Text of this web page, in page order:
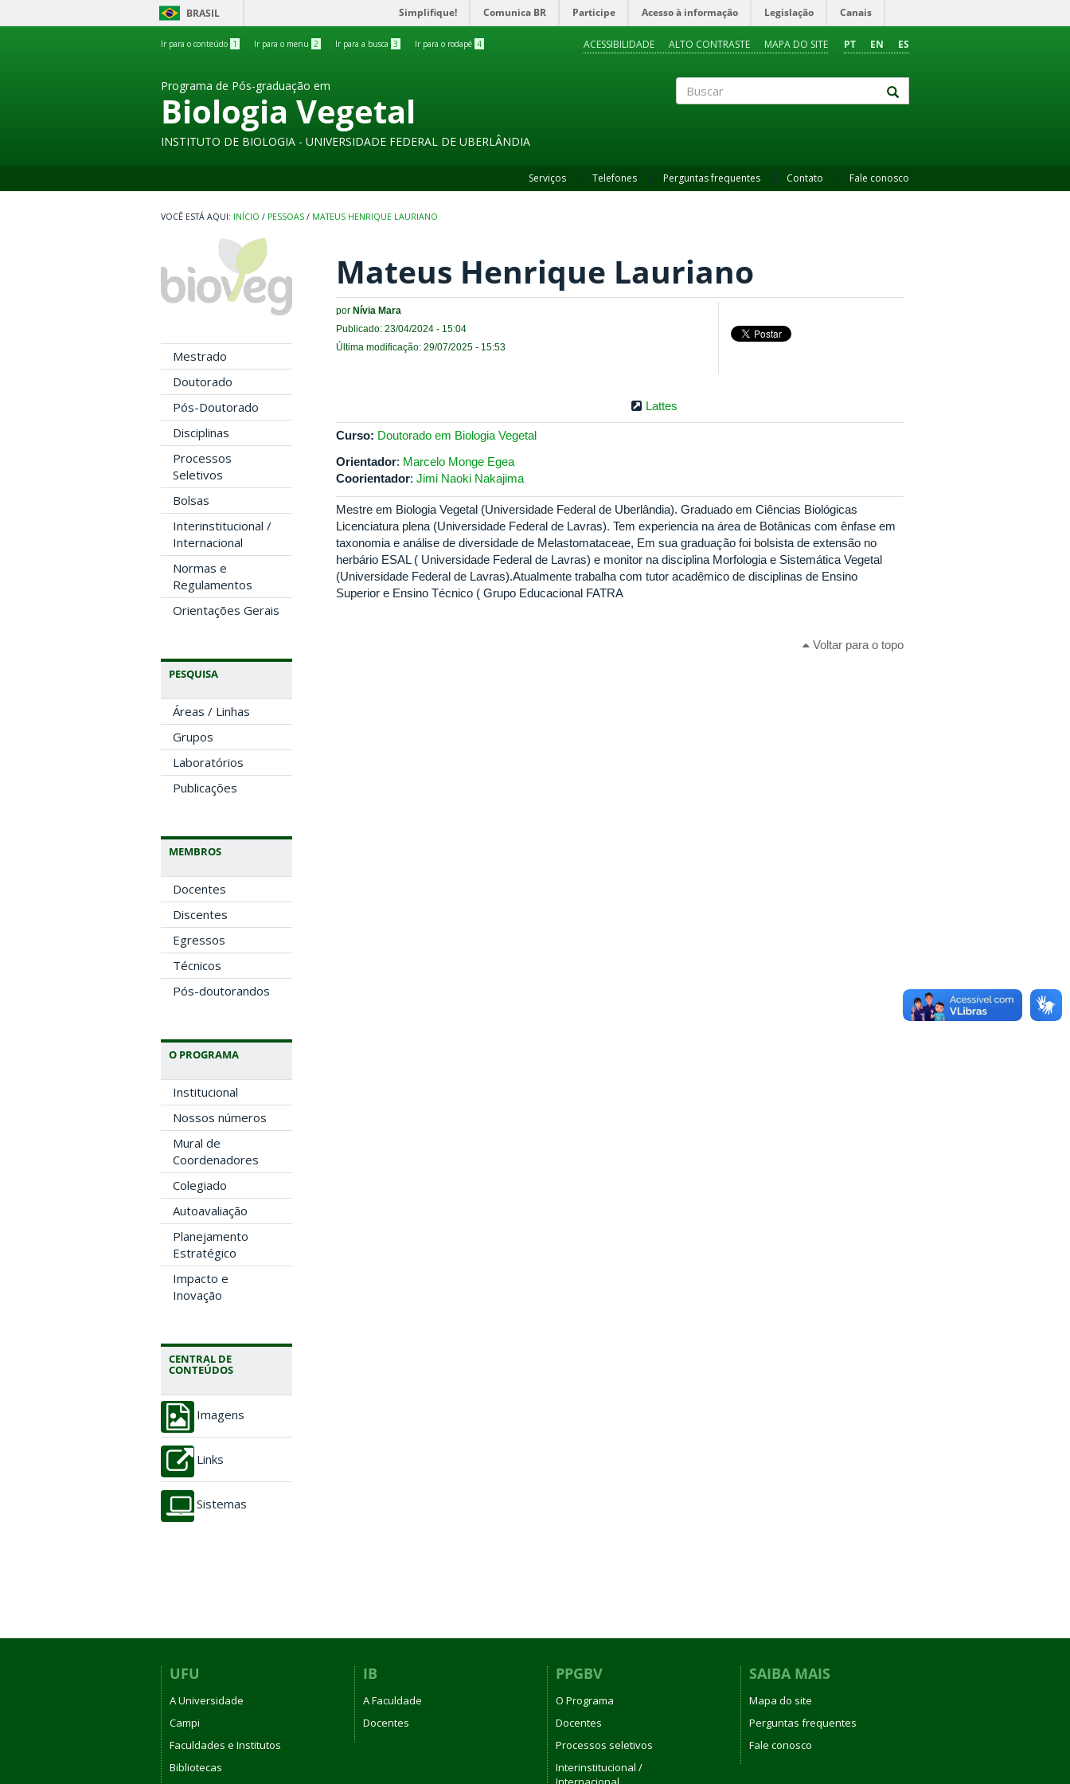
BRASIL Simplifique! Comunica BR Participe Acesso à informação Legislação Canais
Ir para o conteúdo 1 Ir para o menu 2 Ir para a busca 3 Ir para o rodapé 4 PT EN ES
ACESSIBILIDADE ALTO CONTRASTE MAPA DO SITE
Programa de Pós-graduação em
Biologia Vegetal
INSTITUTO DE BIOLOGIA - UNIVERSIDADE FEDERAL DE UBERLÂNDIA
Serviços Telefones Perguntas frequentes Contato Fale conosco
INÍCIO / PESSOAS / MATEUS HENRIQUE LAURIANO
Mestrado
Doutorado
Pós-Doutorado
Disciplinas
Processos
Seletivos
Bolsas
Interinstitucional /
Internacional
Normas e
Regulamentos
Orientações Gerais
PESQUISA
Áreas / Linhas
Grupos
Laboratórios
Publicações
MEMBROS
Docentes
Discentes
Egressos
Técnicos
Pós-doutorandos
O PROGRAMA
Institucional
Nossos números
Mural de
Coordenadores
Colegiado
Autoavaliação
Planejamento
Estratégico
Impacto e
Inovação
CENTRAL DE
CONTEÚDOS
Imagens
Links
Sistemas
Mateus Henrique Lauriano
por Nívia Mara
Publicado: 23/04/2024 - 15:04
Última modificação: 29/07/2025 - 15:53
Lattes
Curso: Doutorado em Biologia Vegetal
Orientador: Marcelo Monge Egea
Coorientador: Jimi Naoki Nakajima
Mestre em Biologia Vegetal (Universidade Federal de Uberlândia). Graduado em Ciências Biológicas
Licenciatura plena (Universidade Federal de Lavras). Tem experiencia na área de Botânicas com ênfase em
taxonomia e análise de diversidade de Melastomataceae, Em sua graduação foi bolsista de extensão no
herbário ESAL ( Universidade Federal de Lavras) e monitor na disciplina Morfologia e Sistemática Vegetal
(Universidade Federal de Lavras).Atualmente trabalha com tutor acadêmico de disciplinas de Ensino
Superior e Ensino Técnico ( Grupo Educacional FATRA
Voltar para o topo
UFU
A Universidade
Campi
Faculdades e Institutos
Bibliotecas
IB
A Faculdade
Docentes
PPGBV
O Programa
Docentes
Processos seletivos
Interinstitucional /
SAIBA MAIS
Mapa do site
Perguntas frequentes
Fale conosco